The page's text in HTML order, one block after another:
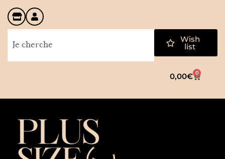
Wish
list
0,00€ 0